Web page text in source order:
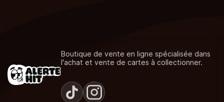
Boutique de vente en ligne spécialisée dans
l'achat et vente de cartes à collectionner.